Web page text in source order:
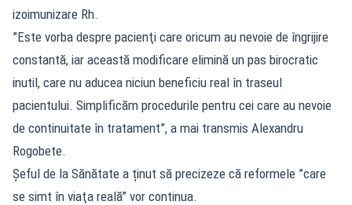
izoimunizare Rh.
”Este vorba despre pacienţi care oricum au nevoie de îngrijire
constantă, iar această modificare elimină un pas birocratic
inutil, care nu aducea niciun beneficiu real în traseul
pacientului. Simplificăm procedurile pentru cei care au nevoie
de continuitate în tratament”, a mai transmis Alexandru
Rogobete.
Șeful de la Sănătate a ținut să precizeze că reformele ”care
se simt în viaţa reală” vor continua.